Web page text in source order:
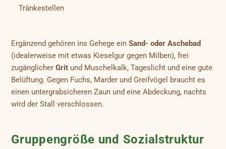
Tränkestellen
Ergänzend gehören ins Gehege einSand- oder Aschebad
(idealerweise mit etwas Kieselgur gegen Milben), frei
zugänglicherGrit und Muschelkalk, Tageslicht und eine gute
Belüftung. Gegen Fuchs, Marder und Greifvögel braucht es
einen untergrabsicheren Zaun und eine Abdeckung, nachts
wird der Stall verschlossen.
Gruppengröße und Sozialstruktur